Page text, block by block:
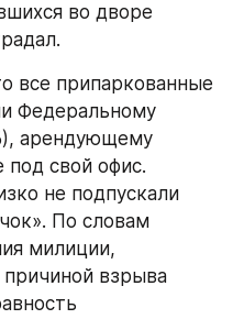
во дворе
все припаркованные
Федеральному
арендующему
свой офис.
не подпускали
По словам
милиции,
взрыва